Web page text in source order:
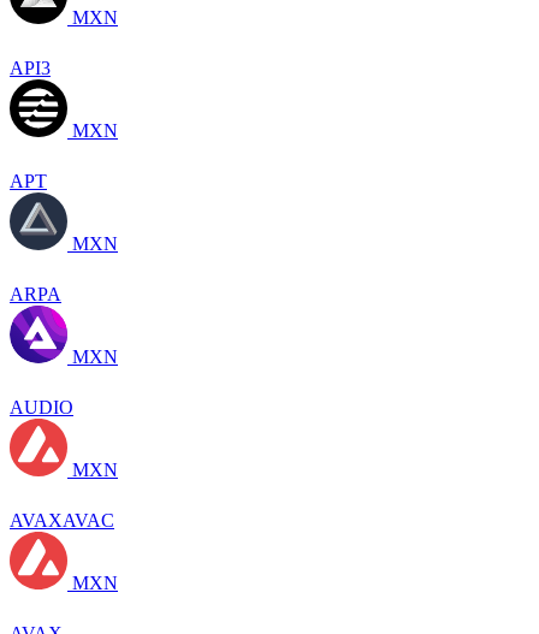
MXN
API3
MXN
APT
MXN
ARPA
MXN
AUDIO
MXN
AVAXAVAC
MXN